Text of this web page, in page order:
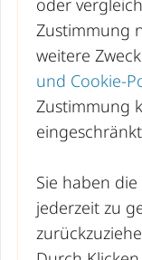
Nordrhein-
Rheinland-
Sachsen
Sachsen-
oder
Zustimmung
weitere
und Cookie-
Zustimmung
Sie haben
jederzeit zu